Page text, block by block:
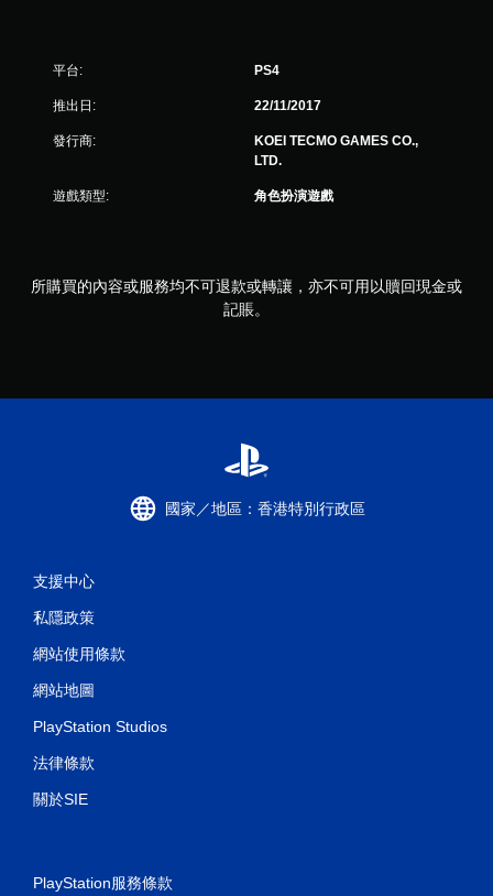
平台: PS4
推出日: 22/11/2017
發行商:
KOEI TECMO GAMES CO.,
LTD.
遊戲類型: 角色扮演遊戲
所購買的內容或服務均不可退款或轉讓，亦不可用以贖回現金或
記賬。
國家／地區：香港特別行政區
支援中心
私隱政策
網站使用條款
網站地圖
PlayStation Studios
法律條款
關於SIE
PlayStation服務條款